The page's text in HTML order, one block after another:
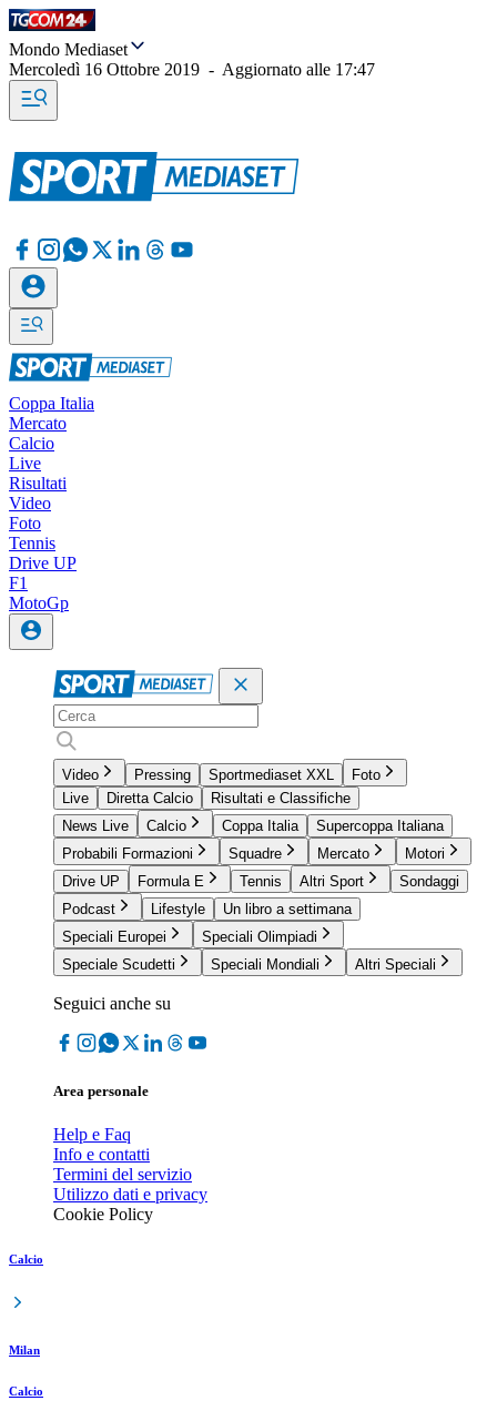
Mondo Mediaset
Mercoledì 16 Ottobre 2019 - Aggiornato alle 17:47
Coppa Italia
Mercato
Calcio
Live
Risultati
Video
Foto
Tennis
Drive UP
F1
MotoGp
Video Pressing Sportmediaset XXL
Foto
Live
Diretta Calcio
Risultati e Classifiche
News Live
Calcio Coppa Italia
Supercoppa Italiana
Probabili Formazioni
Squadre Mercato
Motori
Drive UP
Formula E Tennis Altri Sport
Sondaggi
Podcast
Lifestyle
Un libro a settimana
Speciali Europei
Speciali Olimpiadi
Speciale Scudetti
Speciali Mondiali Altri Speciali
Seguici anche su
Area personale
Help e Faq
Info e contatti
Termini del servizio
Utilizzo dati e privacy
Cookie Policy
Calcio
Milan
Calcio